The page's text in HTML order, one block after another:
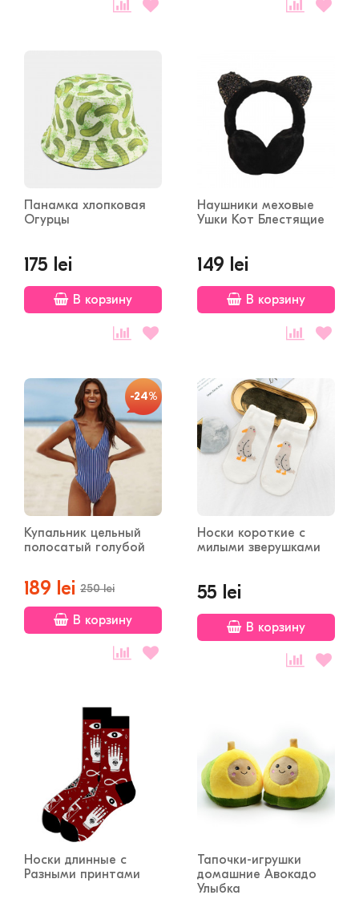
Панамка хлопковая
Огурцы
175 lei
В корзину
Наушники меховые
Ушки Кот Блестящие
149 lei
В корзину
-24%
Купальник цельный
полосатый голубой
189 lei 250 lei
В корзину
Носки короткие с
милыми зверушками
55 lei
В корзину
Носки длинные с
Разными принтами
Тапочки-игрушки
домашние Авокадо
Улыбка